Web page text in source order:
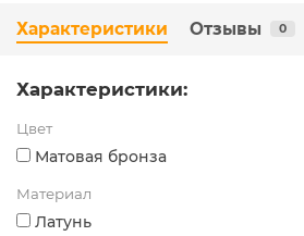
Характеристики Отзывы 0
Характеристики:
Цвет
Матовая бронза
Материал
Латунь